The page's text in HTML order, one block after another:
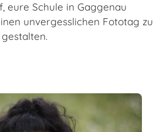
eure Schule in Gaggenau
unvergesslichen Fototag zu
gestalten.